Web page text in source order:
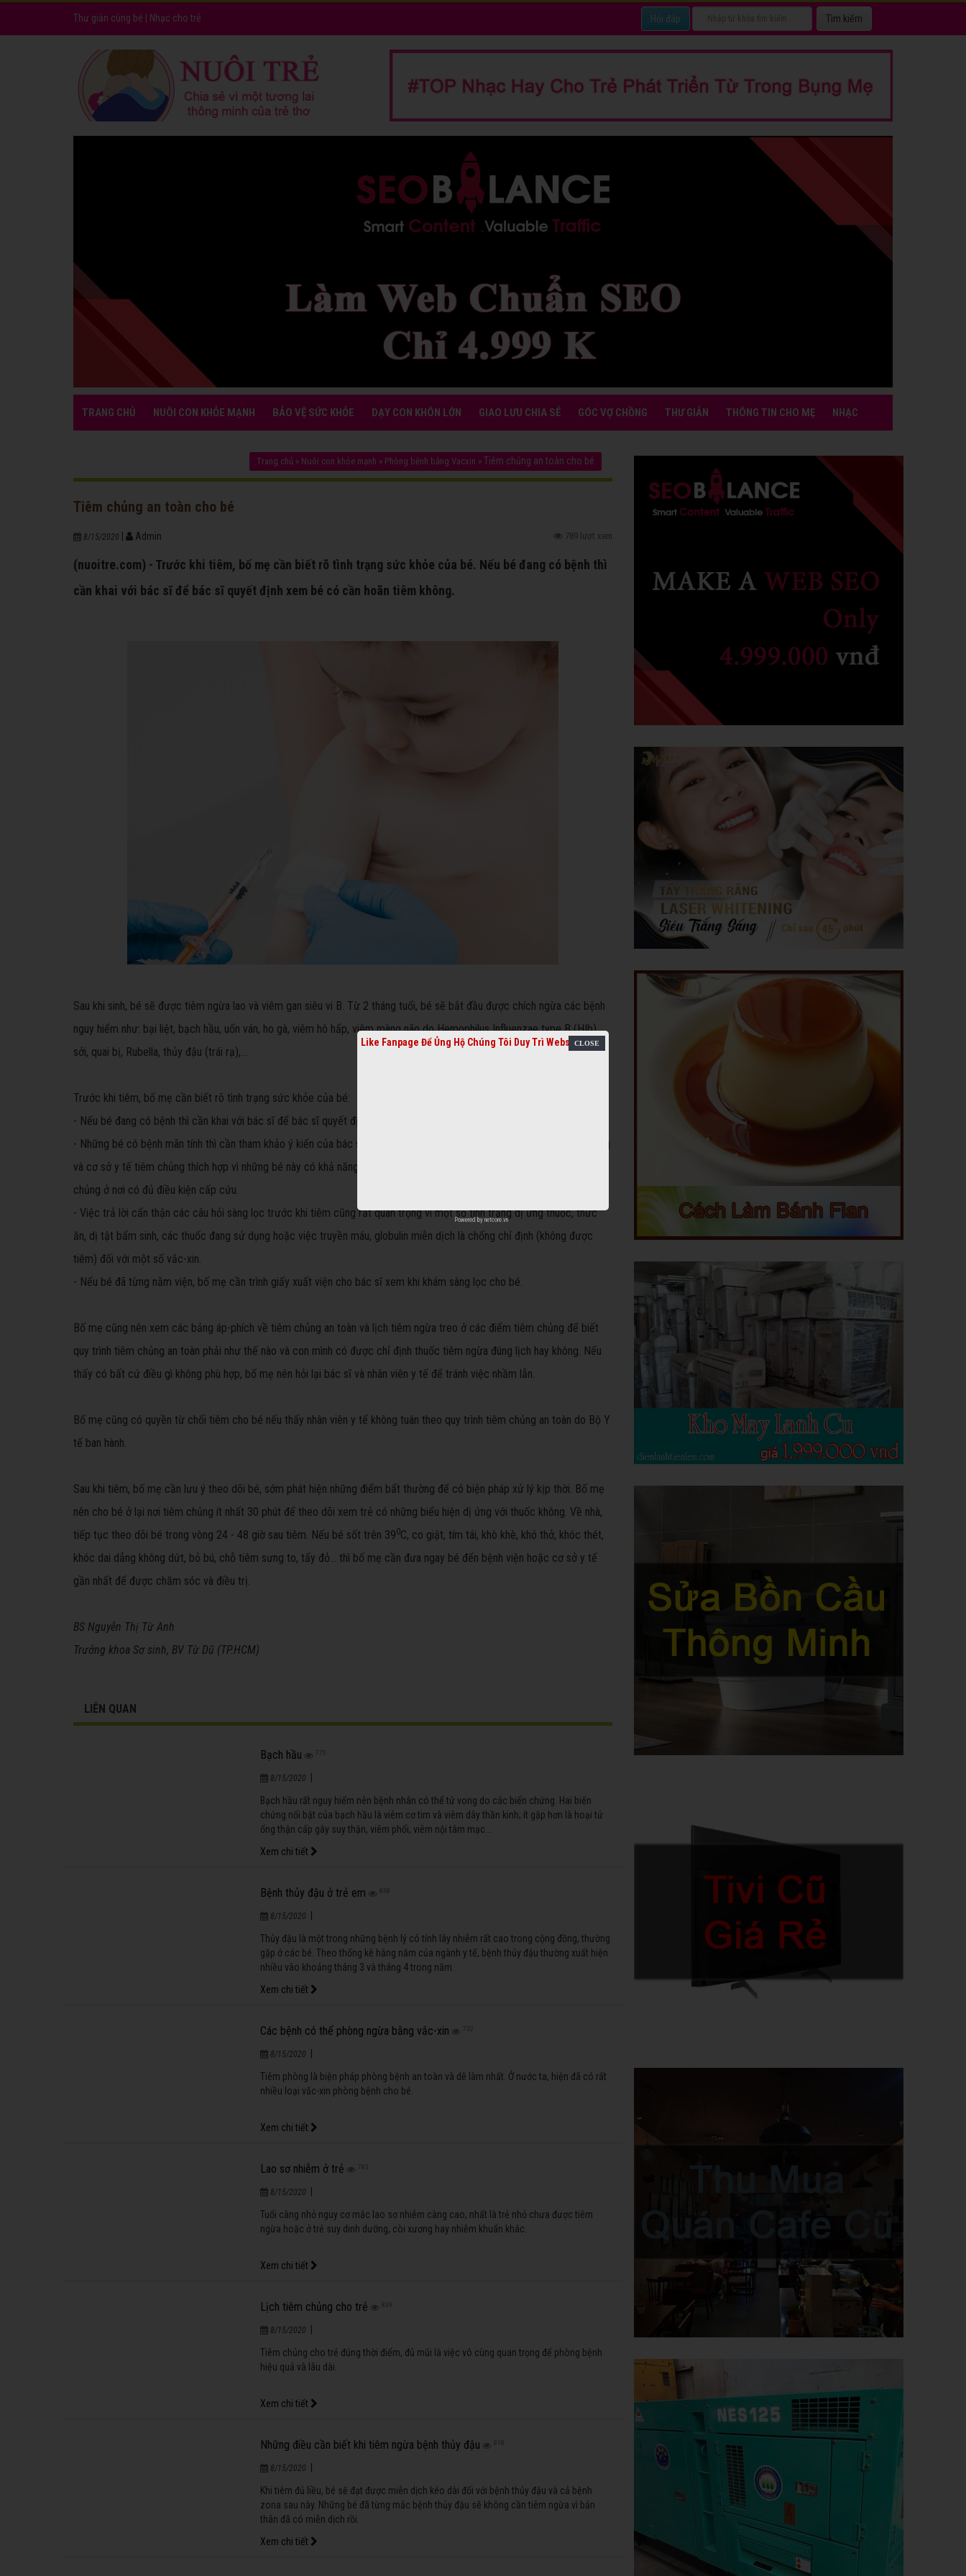
Thư giản cùng bé Nhạc cho trẻ Hỏi đáp
TRANG CHỦ NUÔI CON KHỎE MẠNH BẢO VỆ SỨC KHỎE DẠY CON KHÔN LỚN GIAO LƯU CHIA SẺ GÓC VỢ CHỒNG THƯ GIẢN THÔNG TIN CHO MẸ NHẠC
Trang chủ » Nuôi con khỏe mạnh » Phòng bệnh bằng Vacxin » Tiêm chủng an toàn cho bé
Tiêm chủng an toàn cho bé
8/15/2020 Admin 789 lượt xem
(nuoitre.com) - Trước khi tiêm, bố mẹ cần biết rõ tình trạng sức khỏe của bé. Nếu bé đang có bệnh thì
cần khai với bác sĩ để bác sĩ quyết định xem bé có cần hoãn tiêm không.
Sau khi sinh, bé sẽ được tiêm ngừa lao và viêm gan siêu vi B. Từ 2 tháng tuổi, bé sẽ bắt đầu được chích ngừa các bệnh
nguy hiểm như: bại liệt, bạch hầu, uốn ván, ho gà, viêm hô hấp, viêm màng não do Hemophilus Influenzae type B (HIb),
sởi, quai bị, Rubella, thủy đậu (trái rạ),…
Trước khi tiêm, bố mẹ cần biết rõ tình trạng sức khỏe của bé:
- Nếu bé đang có bệnh thì cần khai với bác sĩ để bác sĩ quyết định xem bé có cần hoãn tiêm không.
- Những bé có bệnh mãn tính thì cần tham khảo ý kiến của bác sĩ đang điều trị cho bé về việc khi nào có thể tiêm chủng
và cơ sở y tế tiêm chủng thích hợp vì những bé này có khả năng bị phản ứng phụ nặng hơn bé khỏe mạnh, cần tiêm
chủng ở nơi có đủ điều kiện cấp cứu.
- Việc trả lời cẩn thận các câu hỏi sàng lọc trước khi tiêm cũng rất quan trọng vì một số tình trạng dị ứng thuốc, thức
ăn, dị tật bẩm sinh, các thuốc đang sử dụng hoặc việc truyền máu, globulin miễn dịch là chống chỉ định (không được
tiêm) đối với một số vắc-xin.
- Nếu bé đã từng nằm viện, bố mẹ cần trình giấy xuất viện cho bác sĩ xem khi khám sàng lọc cho bé.
Bố mẹ cũng nên xem các bảng áp-phích về tiêm chủng an toàn và lịch tiêm ngừa treo ở các điểm tiêm chủng để biết
quy trình tiêm chủng an toàn phải như thế nào và con mình có được chỉ định thuốc tiêm ngừa đúng lịch hay không. Nếu
thấy có bất cứ điều gì không phù hợp, bố mẹ nên hỏi lại bác sĩ và nhân viên y tế để tránh việc nhầm lẫn.
Bố mẹ cũng có quyền từ chối tiêm cho bé nếu thấy nhân viên y tế không tuân theo quy trình tiêm chủng an toàn do Bộ Y
tế ban hành.
Sau khi tiêm, bố mẹ cần lưu ý theo dõi bé, sớm phát hiện những điểm bất thường để có biện pháp xử lý kịp thời. Bố mẹ
nên cho bé ở lại nơi tiêm chủng ít nhất 30 phút để theo dõi xem trẻ có những biểu hiện dị ứng với thuốc không. Về nhà,
tiếp tục theo dõi bé trong vòng 24 - 48 giờ sau tiêm. Nếu bé sốt trên 390C, co giật, tím tái, khò khè, khó thở, khóc thét,
khóc dai dẳng không dứt, bỏ bú, chỗ tiêm sưng to, tấy đỏ… thì bố mẹ cần đưa ngay bé đến bệnh viện hoặc cơ sở y tế
gần nhất để được chăm sóc và điều trị.
BS Nguyễn Thị Từ Anh
Trưởng khoa Sơ sinh, BV Từ Dũ (TP.HCM)
LIÊN QUAN
Bạch hầu 775
8/15/2020
Bạch hầu rất nguy hiểm nên bệnh nhân có thể tử vong do các biến chứng. Hai biến
chứng nổi bật của bạch hầu là viêm cơ tim và viêm dây thần kinh; ít gặp hơn là hoại tử
ống thận cấp gây suy thận, viêm phổi, viêm nội tâm mạc...
Xem chi tiết
Bệnh thủy đậu ở trẻ em 838
8/15/2020
Thủy đậu là một trong những bệnh lý có tính lây nhiễm rất cao trong cộng đồng, thường
gặp ở các bé. Theo thống kê hằng năm của ngành y tế, bệnh thủy đậu thường xuất hiện
nhiều vào khoảng tháng 3 và tháng 4 trong năm.
Xem chi tiết
Các bệnh có thể phòng ngừa bằng vắc-xin 732
8/15/2020
Tiêm phòng là biện pháp phòng bệnh an toàn và dễ làm nhất. Ở nước ta, hiện đã có rất
nhiều loại vắc-xin phòng bệnh cho bé.
Xem chi tiết
Lao sơ nhiễm ở trẻ 783
8/15/2020
Tuổi càng nhỏ nguy cơ mắc lao sơ nhiễm càng cao, nhất là trẻ nhỏ chưa được tiêm
ngừa hoặc ở trẻ suy dinh dưỡng, còi xương hay nhiễm khuẩn khác.
Xem chi tiết
Lịch tiêm chủng cho trẻ 839
8/15/2020
Tiêm chủng cho trẻ đúng thời điểm, đủ mũi là việc vô cùng quan trọng để phòng bệnh
hiệu quả và lâu dài.
Xem chi tiết
Những điều cần biết khi tiêm ngừa bệnh thủy đậu 818
8/15/2020
Khi tiêm đủ liều, bé sẽ đạt được miễn dịch kéo dài đối với bệnh thủy đậu và cả bệnh
zona sau này. Những bé đã từng mắc bệnh thủy đậu sẽ không cần tiêm ngừa vì bản
thân đã có miễn dịch rồi.
Xem chi tiết
Like Fanpage Để Ủng Hộ Chúng Tôi Duy Trì Website
Powered by netcore.vn